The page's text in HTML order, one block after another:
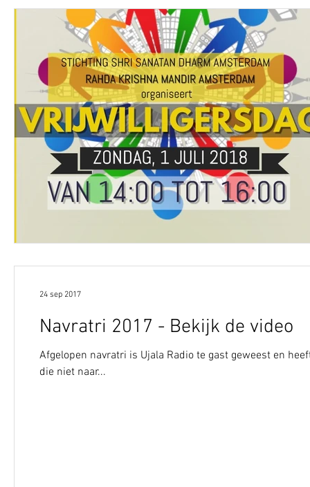
Navratri 2017 - Bekijk de video
Afgelopen navratri is Ujala Radio te gast geweest en
die niet naar...
24 sep 2017